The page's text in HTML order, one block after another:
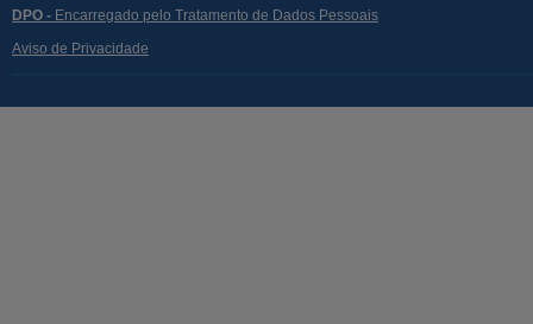
DPO - Encarregado pelo Tratamento de Dados Pessoais
Aviso de Privacidade